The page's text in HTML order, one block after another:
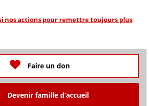
nos actions pour remettre toujours plus
Faire un don
Devenir famille d’accueil